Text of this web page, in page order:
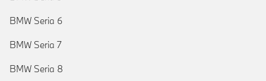
BMW Seria 6
BMW Seria 7
BMW Seria 8